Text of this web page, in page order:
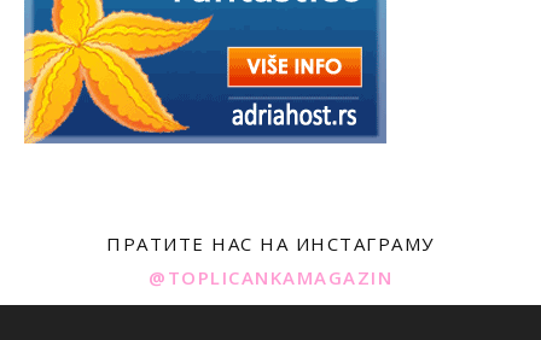
ПРАТИТЕ НАС НА ИНСТАГРАМУ
@TOPLICANKAMAGAZIN